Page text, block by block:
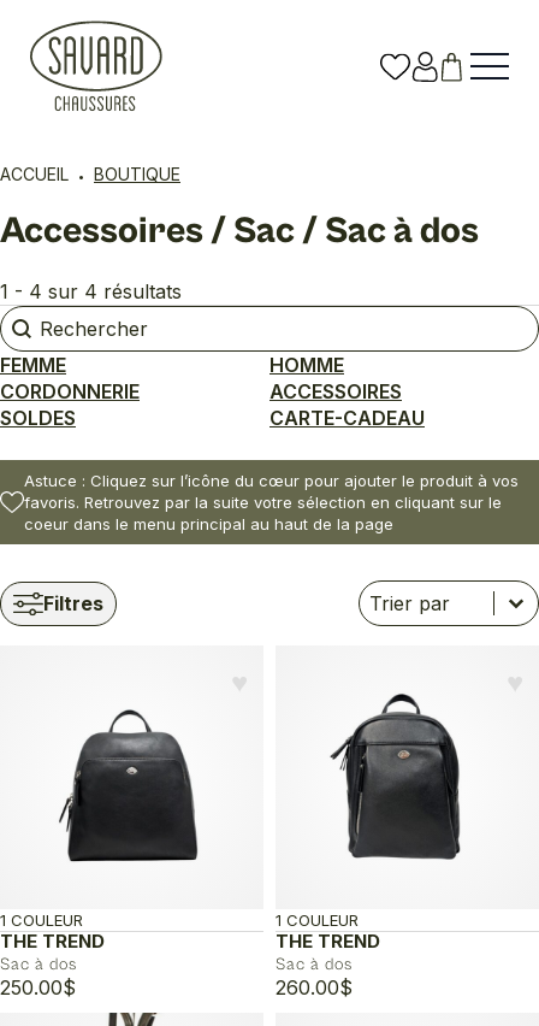
ACCUEIL BOUTIQUE
Accessoires / Sac / Sac à dos
1 - 4 sur 4 résultats
Rechercher
Rechercher
FEMME
HOMME
CORDONNERIE
ACCESSOIRES
SOLDES
CARTE-CADEAU
Astuce : Cliquez sur l’icône du cœur pour ajouter le produit à vos
favoris. Retrouvez par la suite votre sélection en cliquant sur le
coeur dans le menu principal au haut de la page
Filtres Trier
Trier le contenu
Trier le contenu
♥︎
THE TREND
Sac à dos
1 COULEUR
250.00$
♥︎
THE TREND
Sac à dos
1 COULEUR
260.00$